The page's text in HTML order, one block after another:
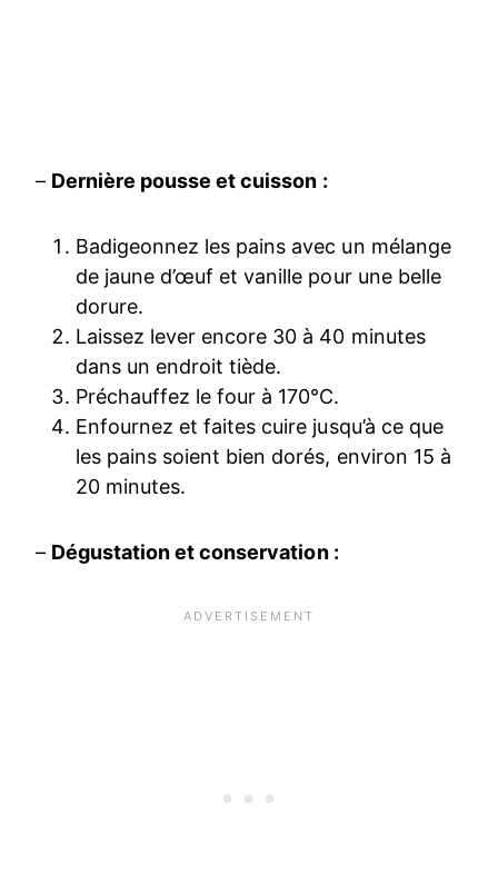
– Dernière pousse et cuisson :
Badigeonnez les pains avec un mélange
de jaune d’œuf et vanille pour une belle
dorure.
Laissez lever encore 30 à 40 minutes
dans un endroit tiède.
Préchauffez le four à 170°C.
Enfournez et faites cuire jusqu’à ce que
les pains soient bien dorés, environ 15 à
20 minutes.
– Dégustation et conservation :